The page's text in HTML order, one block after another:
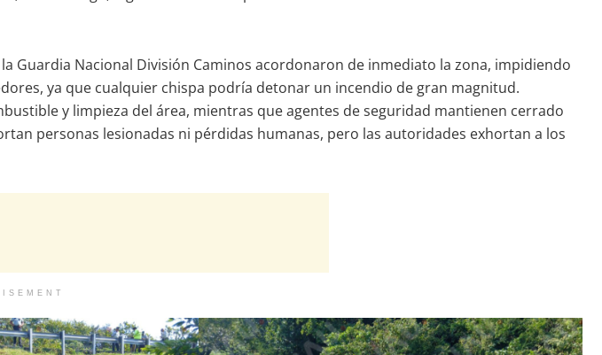
Guardia Nacional División Caminos acordonaron de inmediato la zona, impidiendo
ya que cualquier chispa podría detonar un incendio de gran magnitud.
y limpieza del área, mientras que agentes de seguridad mantienen cerrado
personas lesionadas ni pérdidas humanas, pero las autoridades exhortan a los